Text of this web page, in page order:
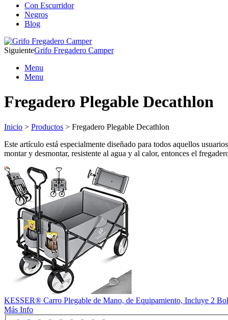
Con Escurridor
Negros
Blog
SiguienteGrifo Fregadero Camper
Menu
Menu
Fregadero Plegable Decathlon
Inicio > Productos > Fregadero Plegable Decathlon
Este artículo está especialmente diseñado para todos aquellos
montar y desmontar, resistente al agua y al calor, entonces el
KESSER® Carro Plegable de Mano, de Equipamiento, Incluye 2
Más Info